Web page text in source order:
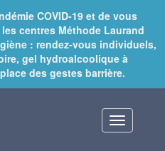
COVID-19 et de vous
centres Méthode Laurand
: rendez-vous individuels,
gel hydroalcoolique à
des gestes barrière.
Toggle